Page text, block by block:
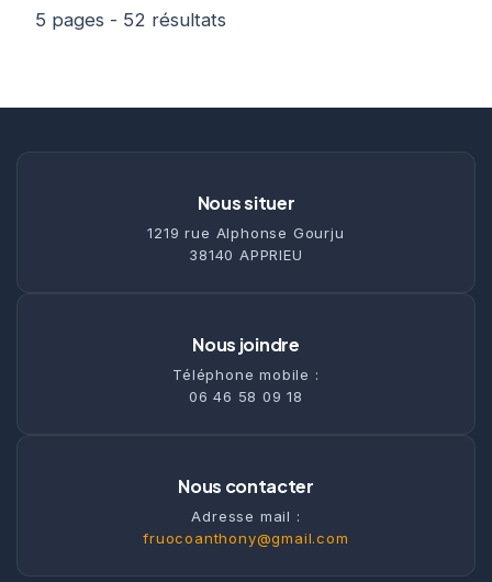
5 pages - 52 résultats
Nous situer
1219 rue Alphonse Gourju
38140 APPRIEU
Nous joindre
Téléphone mobile :
06 46 58 09 18
Nous contacter
Adresse mail :
fruocoanthony@gmail.com